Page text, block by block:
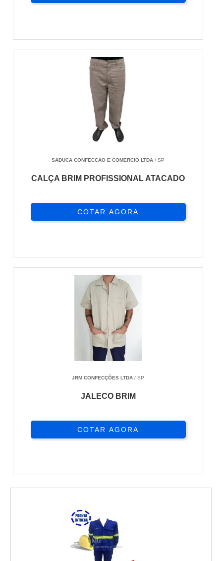
SADUCA CONFECCAO E COMERCIO LTDA / SP
CALÇA BRIM PROFISSIONAL ATACADO
COTAR AGORA
JRM CONFECÇÕES LTDA / SP
JALECO BRIM
COTAR AGORA